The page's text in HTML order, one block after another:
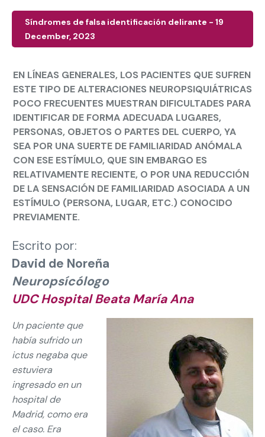
Síndromes de falsa identificación delirante - 19
December, 2023
EN LÍNEAS GENERALES, LOS PACIENTES QUE SUFREN
ESTE TIPO DE ALTERACIONES NEUROPSIQUIÁTRICAS
POCO FRECUENTES MUESTRAN DIFICULTADES PARA
IDENTIFICAR DE FORMA ADECUADA LUGARES,
PERSONAS, OBJETOS O PARTES DEL CUERPO, YA
SEA POR UNA SUERTE DE FAMILIARIDAD ANÓMALA
CON ESE ESTÍMULO, QUE SIN EMBARGO ES
RELATIVAMENTE RECIENTE, O POR UNA REDUCCIÓN
DE LA SENSACIÓN DE FAMILIARIDAD ASOCIADA A UN
ESTÍMULO (PERSONA, LUGAR, ETC.) CONOCIDO
PREVIAMENTE.
Escrito por:
David de Noreña
Neuropsícólogo
UDC Hospital Beata María Ana
Un paciente que
había sufrido un
ictus negaba que
estuviera
ingresado en un
hospital de
Madrid, como era
el caso. Era